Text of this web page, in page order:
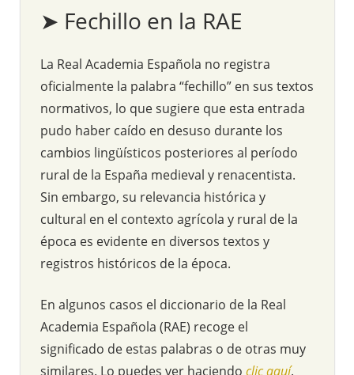
➤ Fechillo en la RAE
La Real Academia Española no registra
oficialmente la palabra “fechillo” en sus textos
normativos, lo que sugiere que esta entrada
pudo haber caído en desuso durante los
cambios lingüísticos posteriores al período
rural de la España medieval y renacentista.
Sin embargo, su relevancia histórica y
cultural en el contexto agrícola y rural de la
época es evidente en diversos textos y
registros históricos de la época.
En algunos casos el diccionario de la Real
Academia Española (RAE) recoge el
significado de estas palabras o de otras muy
similares. Lo puedes ver haciendo clic aquí.